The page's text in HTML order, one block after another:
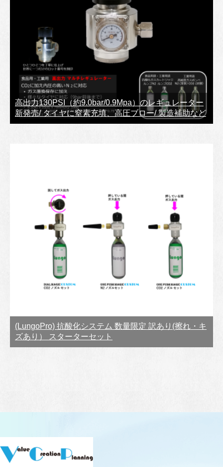
高出力130PSI（約9.0bar/0.9Mpa）のレギュレーター
新発売/ タイヤに窒素充填、高圧ブロー/ 製造補助など
(LungoPro) 抗酸化システム 数量限定 訳あり(擦れ・キ
ズあり） スターターセット